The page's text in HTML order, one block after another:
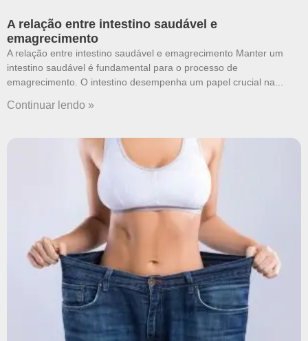
A relação entre intestino saudável e
emagrecimento
A relação entre intestino saudável e emagrecimento Manter um
intestino saudável é fundamental para o processo de
emagrecimento. O intestino desempenha um papel crucial na
Continuar lendo »